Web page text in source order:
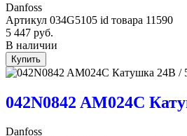
Danfoss
Артикул 034G5105 id товара 11590
5 447 руб.
В наличии
Купить
042N0842 AM024C
Danfoss